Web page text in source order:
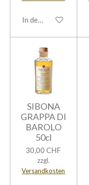
In den Warenkorb
SIBONA
GRAPPA DI
BAROLO
50cl
30,00 CHF
zzgl.
Versandkosten